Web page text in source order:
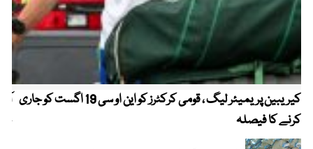
کیریبین پریمیئر لیگ ، قومی کرکٹرز کو این او سی 19 اگست کو جاری
کرنے کا فیصلہ